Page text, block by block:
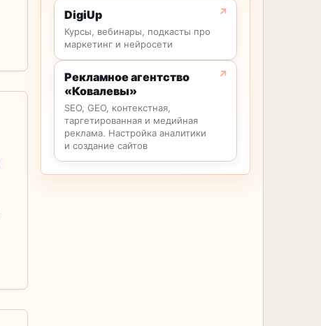
DigiUp
Курсы, вебинары, подкасты про
маркетинг и нейросети
Рекламное агентство
«Ковалевы»
SEO, GEO, контекстная,
таргетированная и медийная
реклама. Настройка аналитики
и создание сайтов